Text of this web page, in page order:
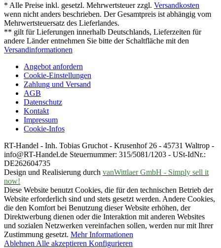
* Alle Preise inkl. gesetzl. Mehrwertsteuer zzgl. Versandkosten
wenn nicht anders beschrieben. Der Gesamtpreis ist abhängig vom
Mehrwertsteuersatz des Lieferlandes.
** gilt für Lieferungen innerhalb Deutschlands, Lieferzeiten für
andere Länder entnehmen Sie bitte der Schaltfläche mit den
Versandinformationen
Angebot anfordern
Cookie-Einstellungen
Zahlung und Versand
AGB
Datenschutz
Kontakt
Impressum
Cookie-Infos
RT-Handel - Inh. Tobias Gruchot - Krusenhof 26 - 45731 Waltrop -
info@RT-Handel.de Steuernummer: 315/5081/1203 - USt-IdNr.:
DE262604735
Design und Realisierung durch vanWittlaer GmbH - Simply sell it
now!
Diese Website benutzt Cookies, die für den technischen Betrieb der
Website erforderlich sind und stets gesetzt werden. Andere Cookies,
die den Komfort bei Benutzung dieser Website erhöhen, der
Direktwerbung dienen oder die Interaktion mit anderen Websites
und sozialen Netzwerken vereinfachen sollen, werden nur mit Ihrer
Zustimmung gesetzt. Mehr Informationen
Ablehnen Alle akzeptieren Konfigurieren